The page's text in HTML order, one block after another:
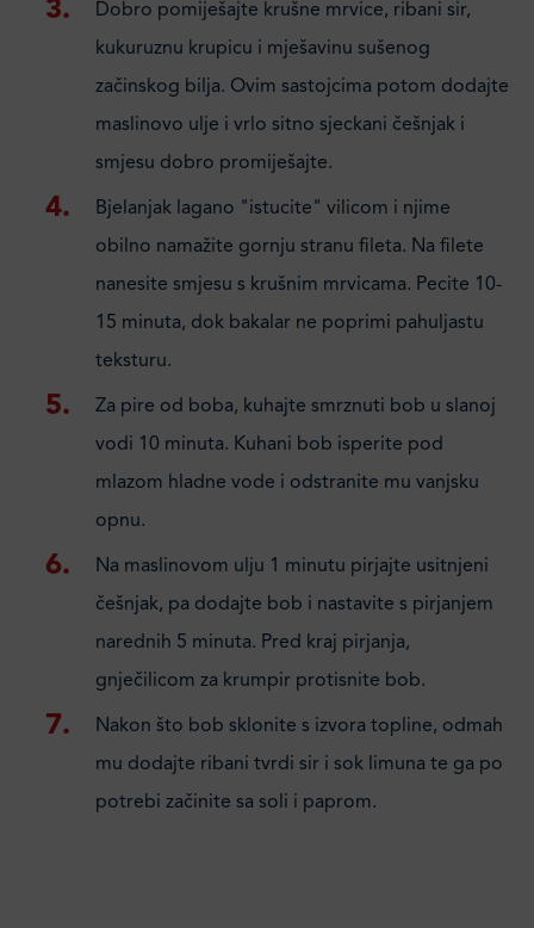
Dobro pomiješajte krušne mrvice, ribani sir,
kukuruznu krupicu i mješavinu sušenog
začinskog bilja. Ovim sastojcima potom dodajte
maslinovo ulje i vrlo sitno sjeckani češnjak i
smjesu dobro promiješajte.
Bjelanjak lagano "istucite" vilicom i njime
obilno namažite gornju stranu fileta. Na filete
nanesite smjesu s krušnim mrvicama. Pecite 10-
15 minuta, dok bakalar ne poprimi pahuljastu
teksturu.
Za pire od boba, kuhajte smrznuti bob u slanoj
vodi 10 minuta. Kuhani bob isperite pod
mlazom hladne vode i odstranite mu vanjsku
opnu.
Na maslinovom ulju 1 minutu pirjajte usitnjeni
češnjak, pa dodajte bob i nastavite s pirjanjem
narednih 5 minuta. Pred kraj pirjanja,
gnječilicom za krumpir protisnite bob.
Nakon što bob sklonite s izvora topline, odmah
mu dodajte ribani tvrdi sir i sok limuna te ga po
potrebi začinite sa soli i paprom.